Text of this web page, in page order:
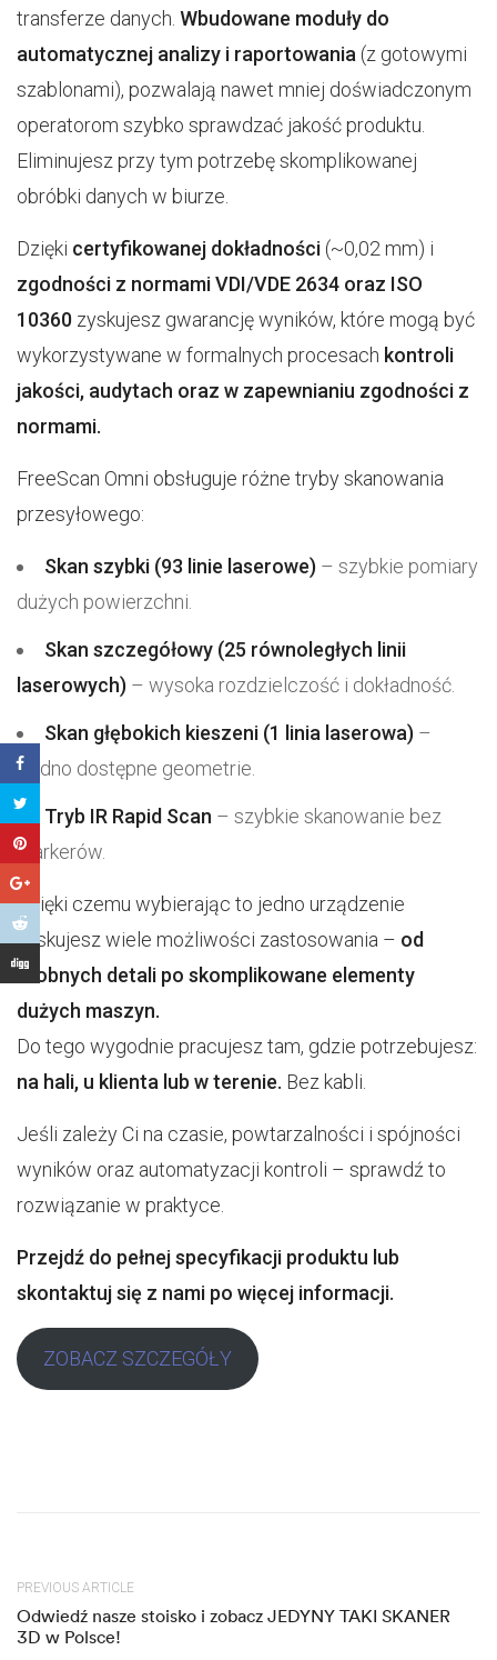
transferze danych. Wbudowane moduły do
automatycznej analizy i raportowania (z gotowymi
szablonami), pozwalają nawet mniej doświadczonym
operatorom szybko sprawdzać jakość produktu.
Eliminujesz przy tym potrzebę skomplikowanej
obróbki danych w biurze.
Dzięki certyfikowanej dokładności (~0,02 mm) i
zgodności z normami VDI/VDE 2634 oraz ISO
10360 zyskujesz gwarancję wyników, które mogą być
wykorzystywane w formalnych procesach kontroli
jakości, audytach oraz w zapewnianiu zgodności z
normami.
FreeScan Omni obsługuje różne tryby skanowania
przesyłowego:
Skan szybki (93 linie laserowe) – szybkie pomiary
dużych powierzchni.
Skan szczegółowy (25 równoległych linii
laserowych) – wysoka rozdzielczość i dokładność.
Skan głębokich kieszeni (1 linia laserowa) –
trudno dostępne geometrie.
Tryb IR Rapid Scan – szybkie skanowanie bez
markerów.
Dzięki czemu wybierając to jedno urządzenie
zyskujesz wiele możliwości zastosowania – od
drobnych detali po skomplikowane elementy
dużych maszyn.
Do tego wygodnie pracujesz tam, gdzie potrzebujesz:
na hali, u klienta lub w terenie. Bez kabli.
Jeśli zależy Ci na czasie, powtarzalności i spójności
wyników oraz automatyzacji kontroli – sprawdź to
rozwiązanie w praktyce.
Przejdź do pełnej specyfikacji produktu lub
skontaktuj się z nami po więcej informacji.
ZOBACZ SZCZEGÓŁY
PREVIOUS ARTICLE
Odwiedź nasze stoisko i zobacz JEDYNY TAKI SKANER
3D w Polsce!